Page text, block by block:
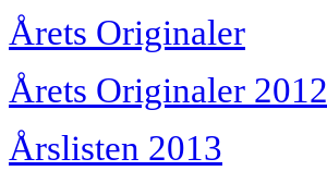
Årets Originaler
Årets Originaler 2012
Årslisten 2013